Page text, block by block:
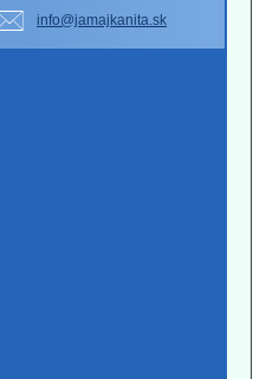
info@jamajkanita.sk